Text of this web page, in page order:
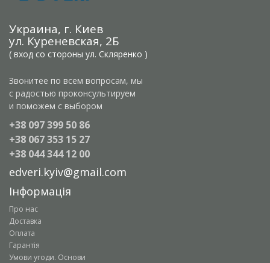
Украина, г. Киев
ул. Куреневская, 2Б
( вход со стороны ул. Скляренко )
Звонитее по всем вопросам, мы
с радостью проконсультируем
и поможем с выбором
+38 097 399 50 86
+38 067 353 15 27
+38 044 344 12 00
edveri.kyiv@gmail.com
Інформація
Про нас
Доставка
Оплата
Гарантія
Умови угоди. Основи